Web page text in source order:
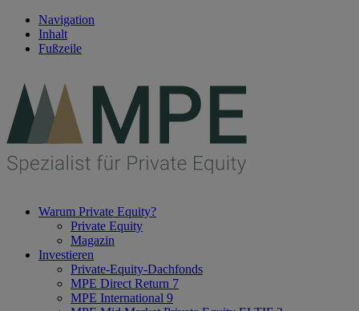
Navigation
Inhalt
Fußzeile
Warum Private Equity?
Private Equity
Magazin
Investieren
Private-Equity-Dachfonds
MPE Direct Return 7
MPE International 9